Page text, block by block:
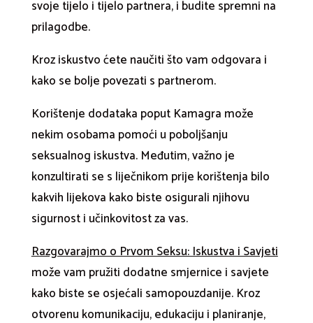
svoje tijelo i tijelo partnera, i budite spremni na
prilagodbe.
Kroz iskustvo ćete naučiti što vam odgovara i
kako se bolje povezati s partnerom.
Korištenje dodataka poput Kamagra može
nekim osobama pomoći u poboljšanju
seksualnog iskustva. Međutim, važno je
konzultirati se s liječnikom prije korištenja bilo
kakvih lijekova kako biste osigurali njihovu
sigurnost i učinkovitost za vas.
Razgovarajmo o Prvom Seksu: Iskustva i Savjeti
može vam pružiti dodatne smjernice i savjete
kako biste se osjećali samopouzdanije. Kroz
otvorenu komunikaciju, edukaciju i planiranje,